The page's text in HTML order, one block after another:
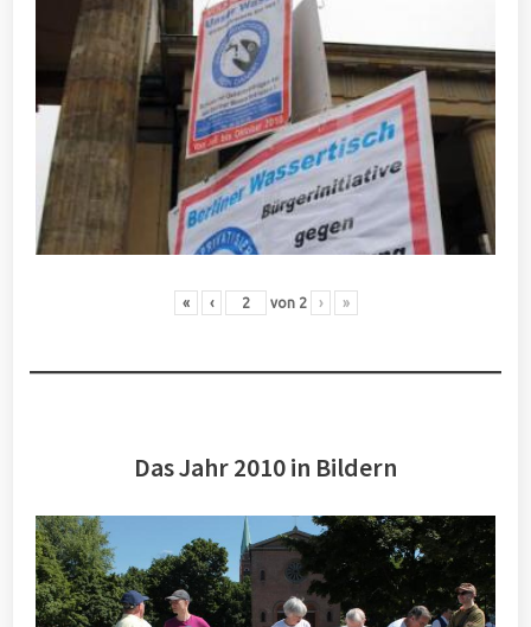
« ‹ von 2 › »
Das Jahr 2010 in Bildern